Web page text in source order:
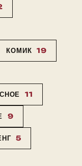
КОМИК 19
11
9
5